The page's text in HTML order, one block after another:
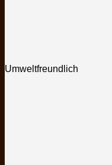
Umweltfreundlich